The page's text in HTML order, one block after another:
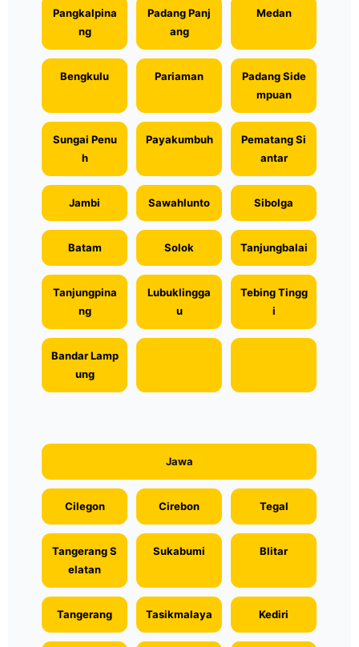
Pangkalpina
ng
Padang Panj
ang
Medan
Bengkulu Pariaman
Padang Side
mpuan
Sungai Penu
h
Payakumbuh
Pematang Si
antar
Jambi Sawahlunto Sibolga
Batam Solok Tanjungbalai
Tanjungpina
ng
Lubuklingga
u
Tebing Tingg
i
Bandar Lamp
ung
Jawa
Cilegon Cirebon Tegal
Tangerang S
elatan
Sukabumi Blitar
Tangerang Tasikmalaya Kediri